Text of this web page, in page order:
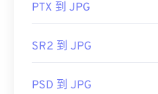
PTX 到 JPG
SR2 到 JPG
PSD 到 JPG